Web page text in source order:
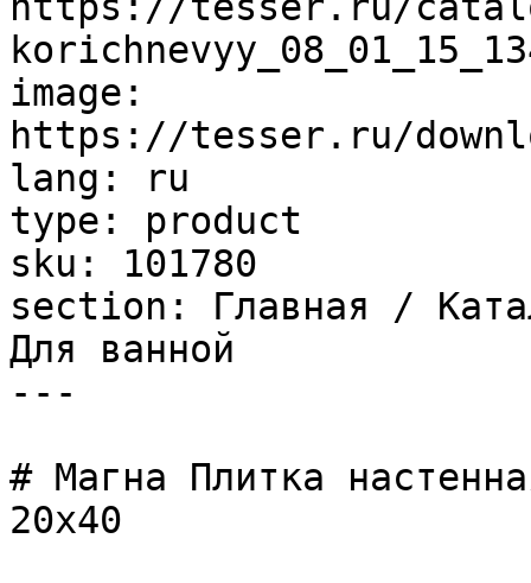
image:
https://tesser.ru/
lang: ru
type: product
sku: 101780
section: Главная /
Для ванной
---
# Магна Плитка
20х40